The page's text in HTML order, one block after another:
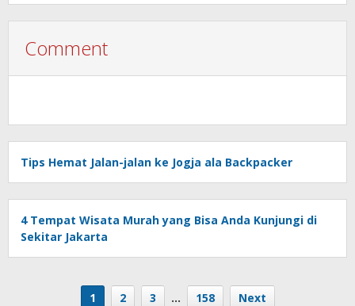
Comment
Tips Hemat Jalan-jalan ke Jogja ala Backpacker
4 Tempat Wisata Murah yang Bisa Anda Kunjungi di
Sekitar Jakarta
1 2 3 … 158 Next